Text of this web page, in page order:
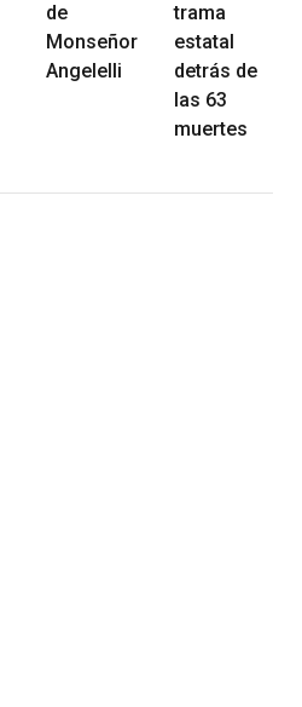
de
Monseñor
Angelelli
trama
estatal
detrás de
las 63
muertes